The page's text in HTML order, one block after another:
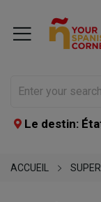
Le destin:
ACCUEIL